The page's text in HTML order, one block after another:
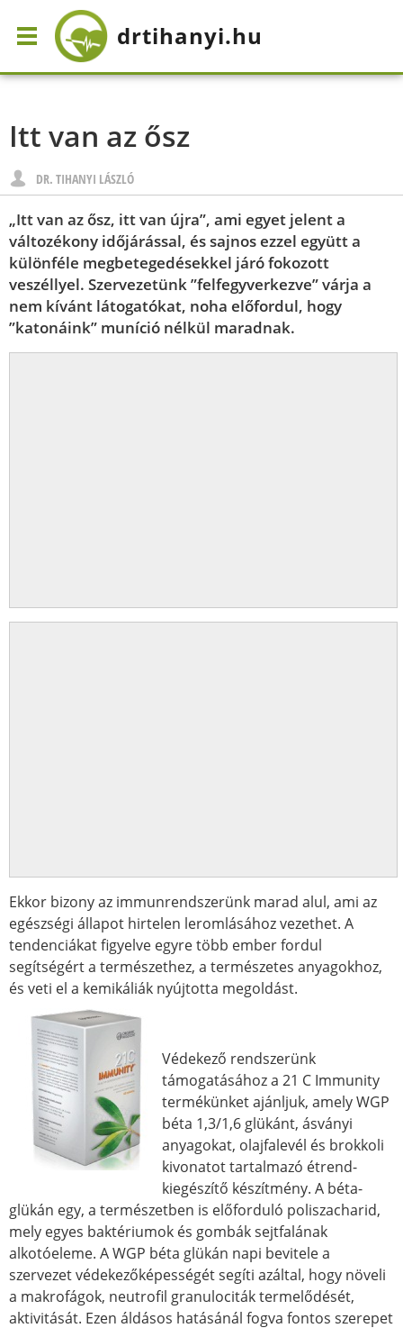
drtihanyi.hu
Itt van az ősz
DR. TIHANYI LÁSZLÓ
„Itt van az ősz, itt van újra”, ami egyet jelent a
változékony időjárással, és sajnos ezzel együtt a
különféle megbetegedésekkel járó fokozott
veszéllyel. Szervezetünk ”felfegyverkezve” várja a
nem kívánt látogatókat, noha előfordul, hogy
”katonáink” muníció nélkül maradnak.
Ekkor bizony az immunrendszerünk marad alul, ami az
egészségi állapot hirtelen leromlásához vezethet. A
tendenciákat figyelve egyre több ember fordul
segítségért a természethez, a természetes anyagokhoz,
és veti el a kemikáliák nyújtotta megoldást.
Védekező rendszerünk
támogatásához a 21 C Immunity
termékünket ajánljuk, amely WGP
béta 1,3/1,6 glükánt, ásványi
anyagokat, olajfalevél és brokkoli
kivonatot tartalmazó étrend-
kiegészítő készítmény. A béta-
glükán egy, a természetben is előforduló poliszacharid,
mely egyes baktériumok és gombák sejtfalának
alkotóeleme. A WGP béta glükán napi bevitele a
szervezet védekezőképességét segíti azáltal, hogy növeli
a makrofágok, neutrofil granulociták termelődését,
aktivitását. Ezen áldásos hatásánál fogva fontos szerepet